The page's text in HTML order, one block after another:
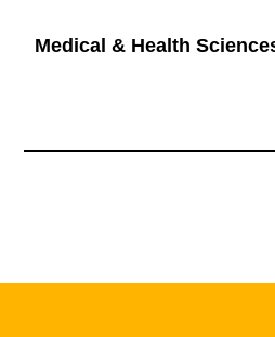
Medical & Health